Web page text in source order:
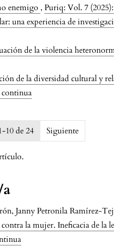
enemigo ,Puriq: Vol. 7
una experiencia de
de la violencia
de la diversidad cultural y
10 de 24 Siguiente
Janny Petronila Ramírez-
la mujer. Ineficacia de